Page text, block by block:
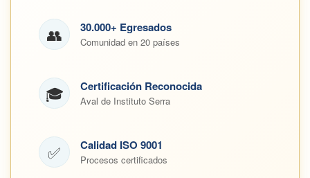
👥 30.000+ Egresados
Comunidad en 20 países
🎓 Certificación Reconocida
Aval de Instituto Serra
✅ Calidad ISO 9001
Procesos certificados